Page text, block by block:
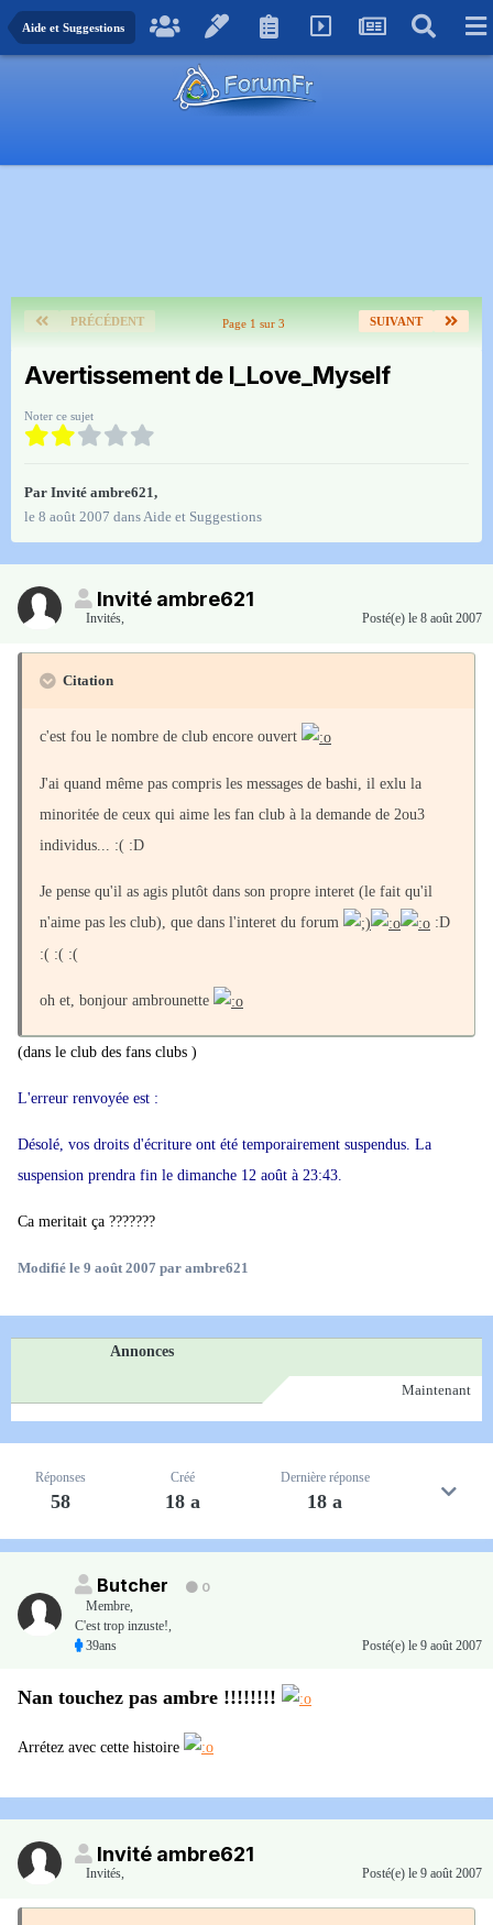
Aide et Suggestions
PRÉCÉDENT SUIVANT
Page 1 sur 3
Avertissement de I_Love_Myself
Noter ce sujet
Par Invité ambre621,
le 8 août 2007 dansAide et Suggestions
Invité ambre621
Invités, Posté(e) le 8 août 2007
Citation
c'est fou le nombre de club encore ouvert
J'ai quand même pas compris les messages de bashi, il exlu la
minoritée de ceux qui aime les fan club à la demande de 2ou3
individus... :( :D
Je pense qu'il as agis plutôt dans son propre interet (le fait qu'il
n'aime pas les club), que dans l'interet du forum
:D
:( :( :(
oh et, bonjour ambrounette
(dans le club des fans clubs )
L'erreur renvoyée est :
Désolé, vos droits d'écriture ont été temporairement suspendus. La
suspension prendra fin le dimanche 12 août à 23:43.
Ca meritait ça ???????
Modifié le 9 août 2007 par ambre621
Annonces
Maintenant
Réponses
58
Créé
18 a
Dernière réponse
18 a
Butcher
0
Membre
C'est trop inzuste!,
39ans
Posté(e) le 9 août 2007
Nan touchez pas ambre !!!!!!!!
Arrétez avec cette histoire
Invité ambre621
Invités Posté(e) le 9 août 2007